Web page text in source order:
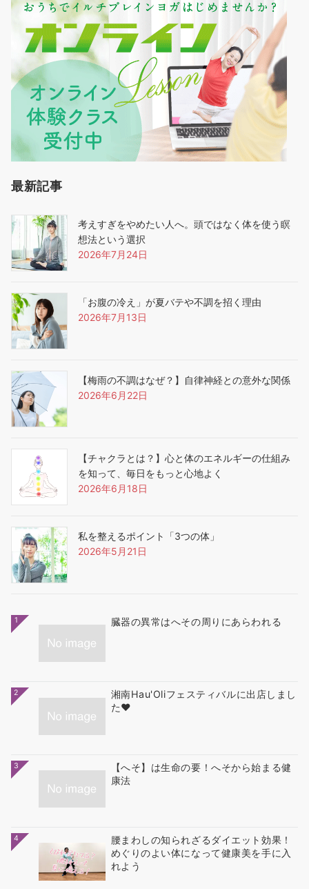
最新記事
考えすぎをやめたい人へ。頭ではなく体を使う瞑
想法という選択
2026年7月24日
「お腹の冷え」が夏バテや不調を招く理由
2026年7月13日
【梅雨の不調はなぜ？】自律神経との意外な関係
2026年6月22日
【チャクラとは？】心と体のエネルギーの仕組み
を知って、毎日をもっと心地よく
2026年6月18日
私を整えるポイント「3つの体」
2026年5月21日
1 臓器の異常はへその周りにあらわれる
2
湘南Hau'Oliフェスティバルに出店しまし
た❤
3
【へそ】は生命の要！へそから始まる健
康法
4
腰まわしの知られざるダイエット効果！
めぐりのよい体になって健康美を手に入
れよう